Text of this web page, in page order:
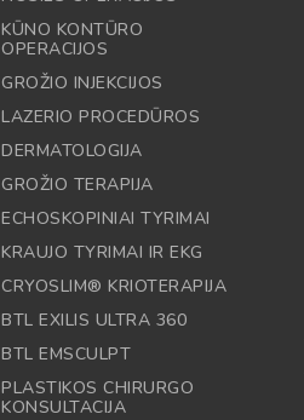
KŪNO KONTŪRO
OPERACIJOS
GROŽIO INJEKCIJOS
LAZERIO PROCEDŪROS
DERMATOLOGIJA
GROŽIO TERAPIJA
ECHOSKOPINIAI TYRIMAI
KRAUJO TYRIMAI IR EKG
CRYOSLIM® KRIOTERAPIJA
BTL EXILIS ULTRA 360
BTL EMSCULPT
PLASTIKOS CHIRURGO
KONSULTACIJA